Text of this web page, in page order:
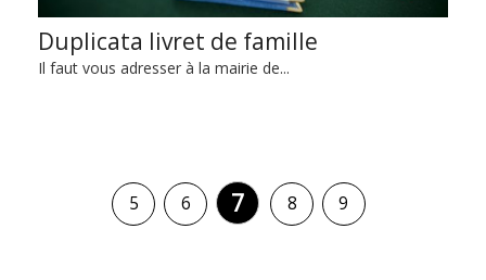
Duplicata livret de famille
Il faut vous adresser à la mairie de...
5 6 7 8 9